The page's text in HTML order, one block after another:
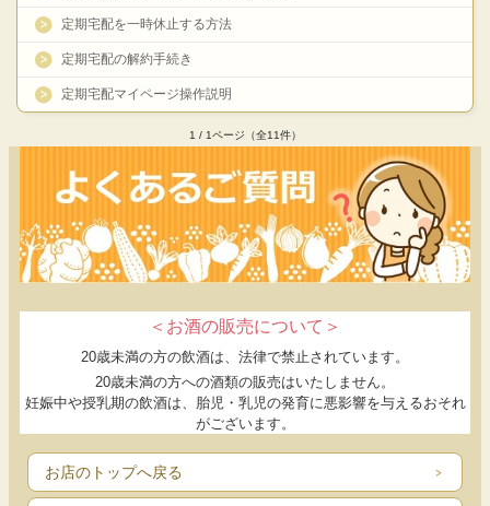
定期宅配を一時休止する方法
定期宅配の解約手続き
定期宅配マイページ操作説明
1 / 1ページ（全11件）
＜お酒の販売について＞
20歳未満の方の飲酒は、法律で禁止されています。
20歳未満の方への酒類の販売はいたしません。
妊娠中や授乳期の飲酒は、胎児・乳児の発育に悪影響を与えるおそれ
がございます。
お店のトップへ戻る